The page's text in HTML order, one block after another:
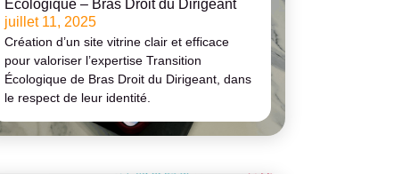
Écologique – Bras Droit du Dirigeant
juillet 11, 2025
Création d’un site vitrine clair et efficace
pour valoriser l’expertise Transition
Écologique de Bras Droit du Dirigeant, dans
le respect de leur identité.